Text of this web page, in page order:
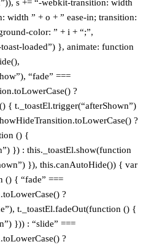
s += “-webkit-transition: width
width ” + o + ” ease-in; transition:
color: ” + i + “;”,
loaded”) }, animate: function
“fade” ===
?
{ t._toastEl.trigger(“afterShown”)
?
() {
}) : this._toastEl.show(function
}), this.canAutoHide()) { var
() { “fade” ===
?
t._toastEl.fadeOut(function () {
})) : “slide” ===
?